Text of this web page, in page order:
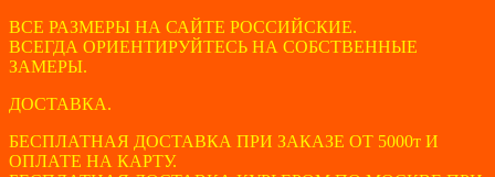
ВСЕ РАЗМЕРЫ НА САЙТЕ РОССИЙСКИЕ.
ВСЕГДА ОРИЕНТИРУЙТЕСЬ НА СОБСТВЕННЫЕ
ЗАМЕРЫ.
ДОСТАВКА.
БЕСПЛАТНАЯ ДОСТАВКА ПРИ ЗАКАЗЕ ОТ 5000т И
ОПЛАТЕ НА КАРТУ.